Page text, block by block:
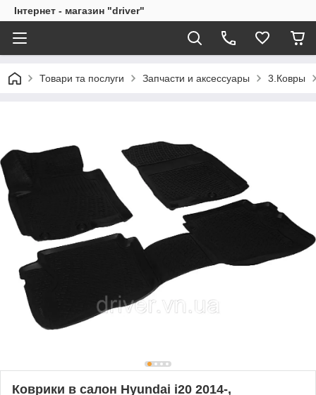
Інтернет - магазин "driver"
Товари та послуги Запчасти и аксессуары 3.Ковры
Коврики в салон Hyundai i20 2014-,